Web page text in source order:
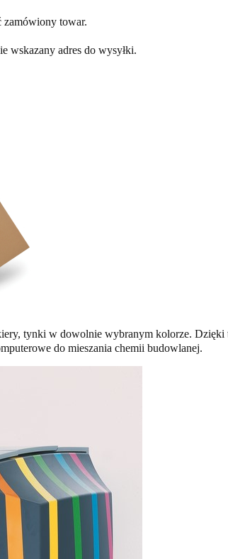
zamówiony towar.
wskazany adres do wysyłki.
tynki w dowolnie wybranym kolorze. Dzięki
do mieszania chemii budowlanej.